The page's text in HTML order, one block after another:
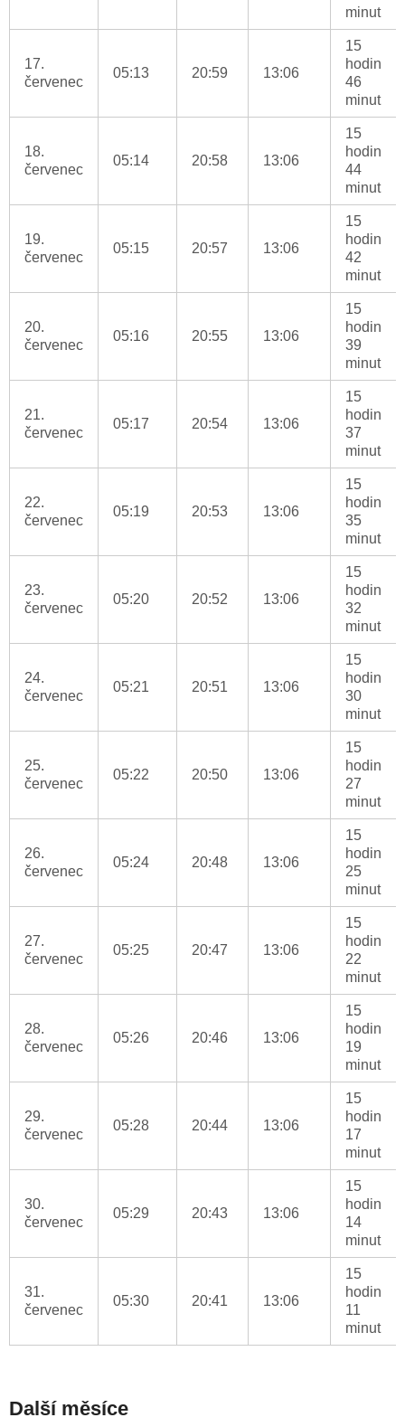
minut
17.
červenec
05:13 20:59 13:06
15
hodin
46
minut
18.
červenec
05:14 20:58 13:06
15
hodin
44
minut
19.
červenec
05:15 20:57 13:06
15
hodin
42
minut
20.
červenec
05:16 20:55 13:06
15
hodin
39
minut
21.
červenec
05:17 20:54 13:06
15
hodin
37
minut
22.
červenec
05:19 20:53 13:06
15
hodin
35
minut
23.
červenec
05:20 20:52 13:06
15
hodin
32
minut
24.
červenec
05:21 20:51 13:06
15
hodin
30
minut
25.
červenec
05:22 20:50 13:06
15
hodin
27
minut
26.
červenec
05:24 20:48 13:06
15
hodin
25
minut
27.
červenec
05:25 20:47 13:06
15
hodin
22
minut
28.
červenec
05:26 20:46 13:06
15
hodin
19
minut
29.
červenec
05:28 20:44 13:06
15
hodin
17
minut
30.
červenec
05:29 20:43 13:06
15
hodin
14
minut
31.
červenec
05:30 20:41 13:06
15
hodin
11
minut
Další měsíce